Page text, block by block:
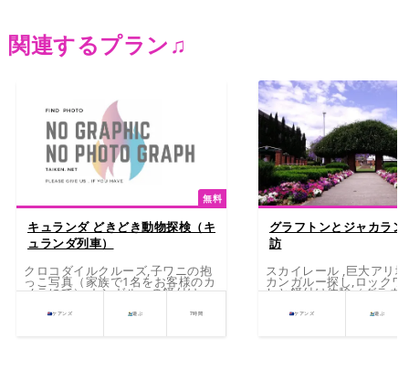
関連するプラン♫
無料
キュランダ どきどき動物探検（キ
ュランダ列車）
クロコダイルクルーズ,子ワニの抱
っこ写真（家族で1名をお客様のカ
メラにて）,カンガルーの餌付け
ケアンズ 遊ぶ 7時間
グラフトンとジャカラン
訪
スカイレール ,巨大アリ
カンガルー探し,ロックワ
しと餌付け体験（グラネ
リー見学,カモノハシ探
ケアンズ 遊ぶ